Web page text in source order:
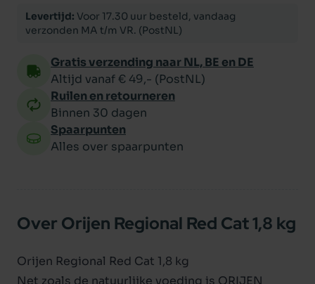
Levertijd: Voor 17.30 uur besteld, vandaag
verzonden MA t/m VR. (PostNL)
Gratis verzending naar NL, BE en DE
Altijd vanaf € 49,- (PostNL)
Ruilen en retourneren
Binnen 30 dagen
Spaarpunten
Alles over spaarpunten
Over Orijen Regional Red Cat 1,8 kg
Orijen Regional Red Cat 1,8 kg
Net zoals de natuurlijke voeding is ORIJEN